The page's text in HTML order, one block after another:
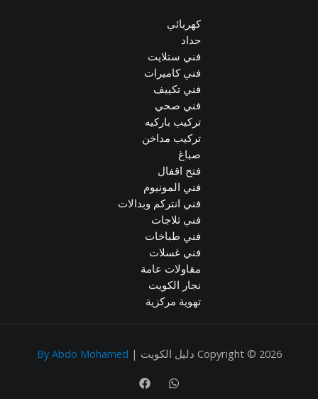
كهربائي
حداد
فني ستلايت
فني كاميرات
فني تكييف
فني صحي
تركيب باركيه
تركيب مداخن
صباغ
فتح اقفال
فني المونيوم
فني انتركم وبدالات
فني ثلاجات
فني طباخات
فني غسلات
مقاولات عامة
نجار الكويت
تهوية مركزية
Copyright © 2026 دليل الكويت | By Abdo Mohamed